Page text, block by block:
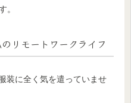
。
リモートワークライフ
装に全く気を遣っていませ